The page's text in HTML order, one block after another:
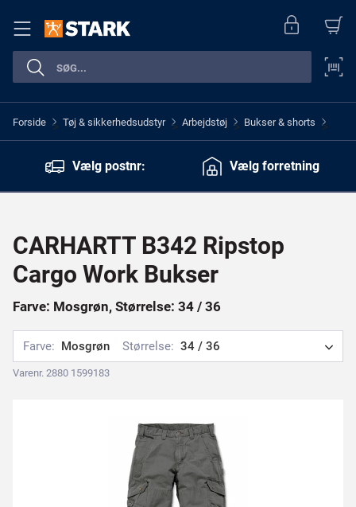
Forside > Tøj & sikkerhedsudstyr > Arbejdstøj > Bukser & shorts >
Vælg postnr: Vælg forretning
CARHARTT B342 Ripstop
Cargo Work Bukser
Farve: Mosgrøn, Størrelse: 34 / 36
Farve: Mosgrøn Størrelse: 34 / 36
Varenr. 2880 1599183